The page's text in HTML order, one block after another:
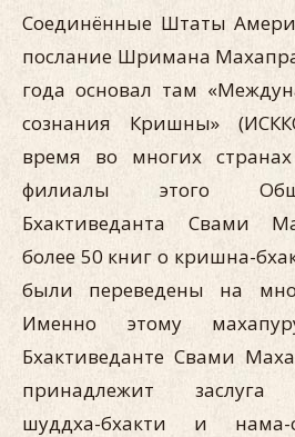
Соединённые Штаты
послание Шримана
года основал там
сознания Кришны»
время во многих
филиалы этого
Бхактиведанта Свами
более 50 книг о кришна-
были переведены на
Именно этому
Бхактиведанте Свами
принадлежит заслуга
шуддха-бхакти и